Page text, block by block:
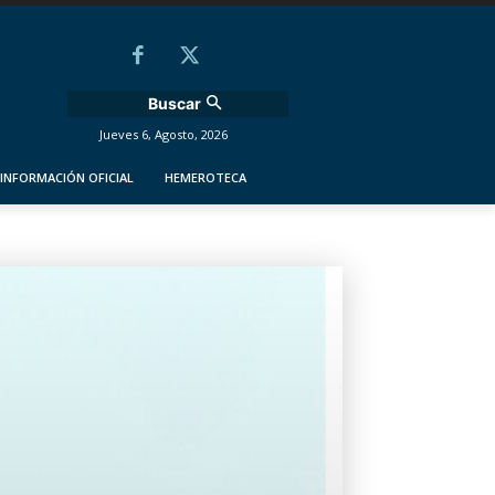
Buscar
Jueves 6, Agosto, 2026
INFORMACIÓN OFICIAL HEMEROTECA